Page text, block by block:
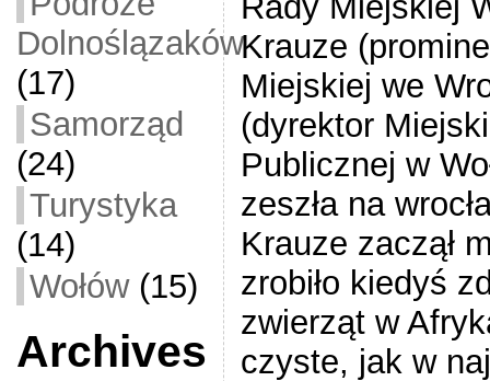
Dolnoślązaków
(17)
Samorząd
(24)
Turystyka
(14)
Wołów(15)
Archives
Krauze
Miejskiej we
(dyrektor
Publicznej w
zeszła na
Krauze zaczął
zrobiło kiedyś
zwierząt w
czyste, jak w